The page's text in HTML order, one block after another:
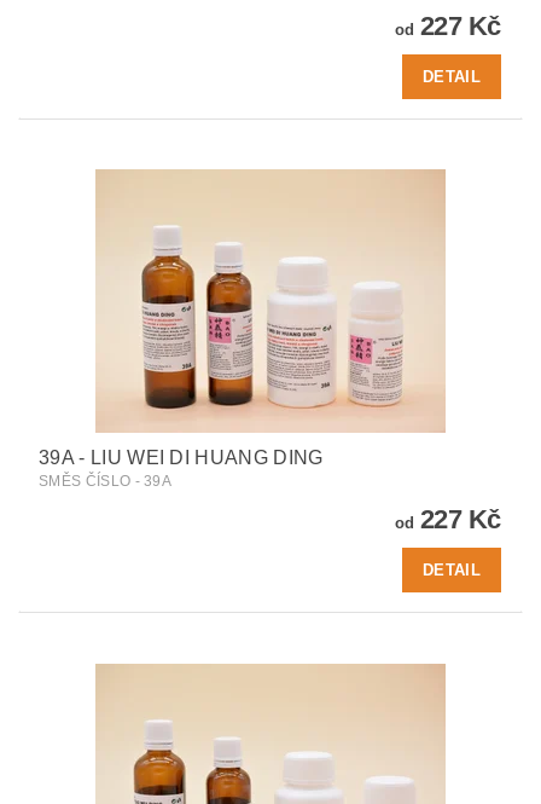
od 227 Kč
DETAIL
39A - LIU WEI DI HUANG DING
SMĚS ČÍSLO - 39A
od 227 Kč
DETAIL